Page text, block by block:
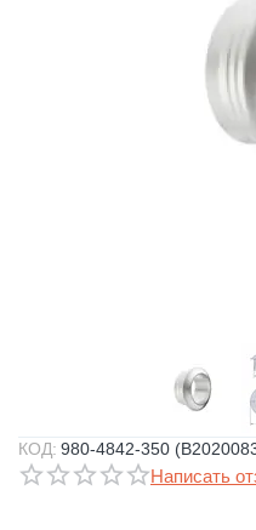
КОД: 980-4842-350
Написать